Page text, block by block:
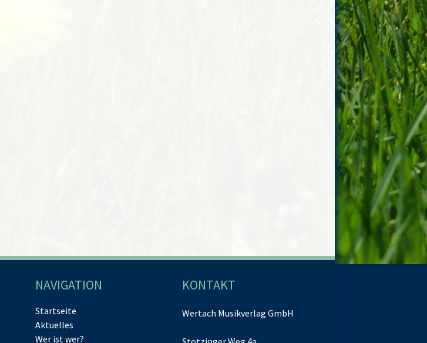
NAVIGATION
Startseite
Aktuelles
Wer ist wer?
KONTAKT
Wertach Musikverlag GmbH